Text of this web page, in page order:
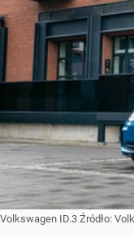
Volkswagen ID.3 Źródło: